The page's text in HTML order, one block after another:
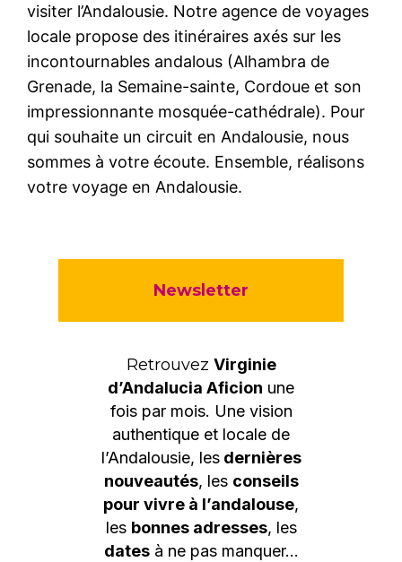
visiter l’Andalousie. Notre agence de voyages
locale propose des itinéraires axés sur les
incontournables andalous (Alhambra de
Grenade, la Semaine-sainte, Cordoue et son
impressionnante mosquée-cathédrale). Pour
qui souhaite un circuit en Andalousie, nous
sommes à votre écoute. Ensemble, réalisons
votre voyage en Andalousie.
Newsletter
Retrouvez Virginie
d’Andalucia Aficion une
fois par mois. Une vision
authentique et locale de
l’Andalousie, lesdernières
nouveautés, les conseils
pour vivre à l’andalouse,
les bonnes adresses, les
datesà ne pas manquer…